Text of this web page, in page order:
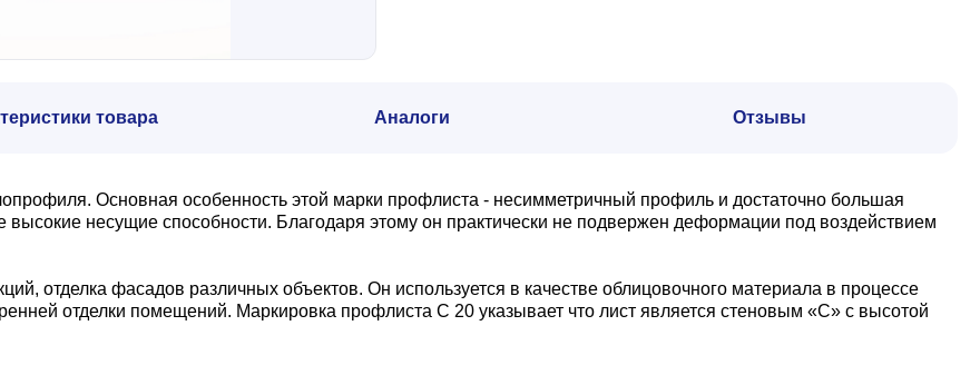
товара Аналоги Отзывы
Основная особенность этой марки профлиста - несимметричный профиль и достаточно большая
высокие несущие способности. Благодаря этому он практически не подвержен деформации под воздействием
отделка фасадов различных объектов. Он используется в качестве облицовочного материала в процессе
отделки помещений. Маркировка профлиста С 20 указывает что лист является стеновым «С» с высотой